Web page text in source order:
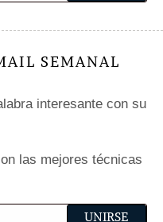
SEMANAL
interesante con su
las mejores técnicas